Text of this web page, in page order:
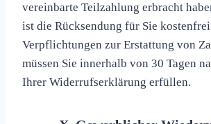
vereinbarte Teilzahlung erbracht
ist die Rücksendung für Sie
Verpflichtungen zur Erstattung von
müssen Sie innerhalb von 30 Tagen
Ihrer Widerrufserklärung erfüllen.